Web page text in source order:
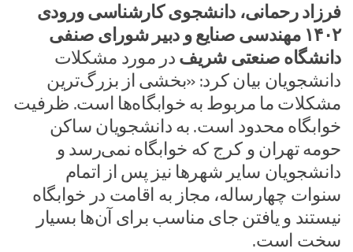
فرزاد رحمانی، دانشجوی کارشناسی ورودی
۱۴۰۲ مهندسی صنایع و دبیر شورای صنفی
دانشگاه صنعتی شریف در مورد مشکلات
دانشجویان بیان کرد: «بخشی از بزرگ‌ترین
مشکلات ما مربوط به خوابگاه‌ها است. ظرفیت
خوابگاه محدود است. به دانشجویان ساکن
حومه تهران و کرج که خوابگاه نمی‌رسد و
دانشجویان سایر شهرها نیز پس از اتمام
سنوات چهارساله، مجاز به اقامت در خوابگاه
نیستند و یافتن جای مناسب برای آن‌ها بسیار
سخت است.